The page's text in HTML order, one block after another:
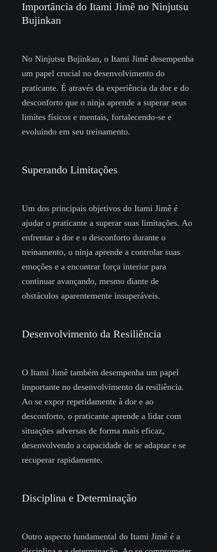
Importância do Itami Jimê no Ninjutsu
Bujinkan
No Ninjutsu Bujinkan, o Itami Jimê desempenha
um papel crucial no desenvolvimento do
praticante. É através da experiência da dor e do
desconforto que o ninja aprende a superar seus
limites físicos e mentais, fortalecendo-se e
evoluindo em seu treinamento.
Superando Limitações
Um dos principais objetivos do Itami Jimê é
ajudar o praticante a superar suas limitações. Ao
enfrentar a dor e o desconforto durante o
treinamento, o ninja aprende a controlar suas
emoções e a encontrar força interior para
continuar avançando, mesmo diante de
obstáculos aparentemente insuperáveis.
Desenvolvimento da Resiliência
O Itami Jimê também desempenha um papel
importante no desenvolvimento da resiliência.
Ao se expor repetidamente à dor e ao
desconforto, o praticante aprende a lidar com
situações adversas de forma mais eficaz,
desenvolvendo a capacidade de se adaptar e se
recuperar rapidamente.
Disciplina e Determinação
Outro aspecto fundamental do Itami Jimê é a